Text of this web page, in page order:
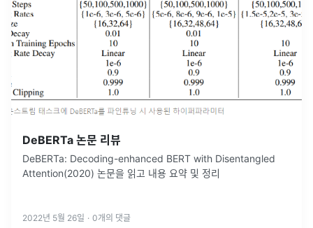
DeBERTa 논문 리뷰
DeBERTa: Decoding-enhanced BERT with Disentangled
Attention(2020) 논문을 읽고 내용 요약 및 정리
2022년 5월 26일 · 0개의 댓글